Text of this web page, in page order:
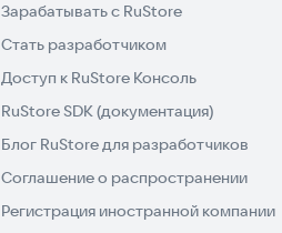
Зарабатывать с RuStore
Стать разработчиком
Доступ к RuStore Консоль
RuStore SDK (документация)
Блог RuStore для разработчиков
Соглашение о распространении
Регистрация иностранной компании